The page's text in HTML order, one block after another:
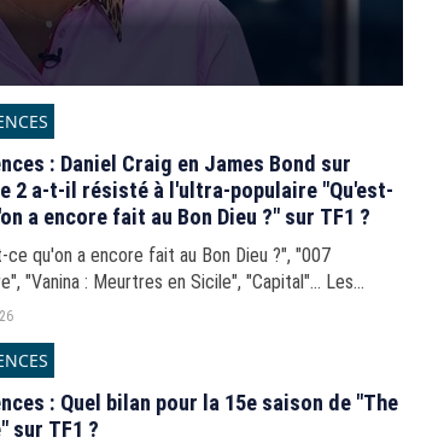
: Daniel Craig en James Bond sur
2 a-t-il résisté à l'ultra-populaire "Qu'est-
a encore fait au Bon Dieu ?" sur TF1 ?
ce qu'on a encore fait au Bon Dieu ?", "007
"Vanina : Meurtres en Sicile", "Capital"... Les
de la soirée du dimanche 31 mai 2026.
: Quel bilan pour la 15e saison de "The
sur TF1 ?